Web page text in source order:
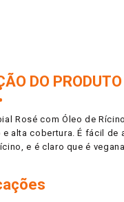
DO PRODUTO
Rosé com Óleo de
alta cobertura. É fácil
e é claro que é